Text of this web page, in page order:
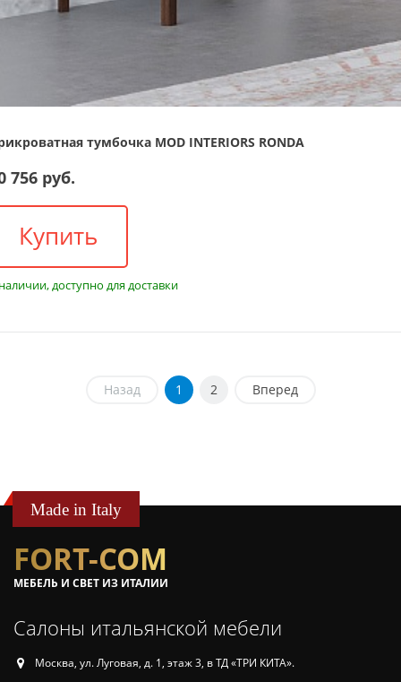
тумбочка MOD INTERIORS RONDA
756 руб.
Купить
доступно для доставки
Назад 1 2 Вперед
Made in Italy
FORT-COM
МЕБЕЛЬ И СВЕТ ИЗ ИТАЛИИ
Салоны итальянской мебели
Москва, ул. Луговая, д. 1, этаж 3, в ТД «ТРИ КИТА».